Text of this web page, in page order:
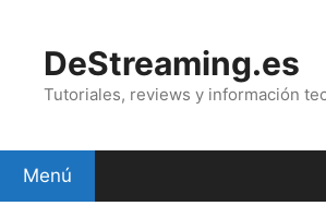
contenidoDeStreaming.es
Tutoriales, reviews y información
Menú